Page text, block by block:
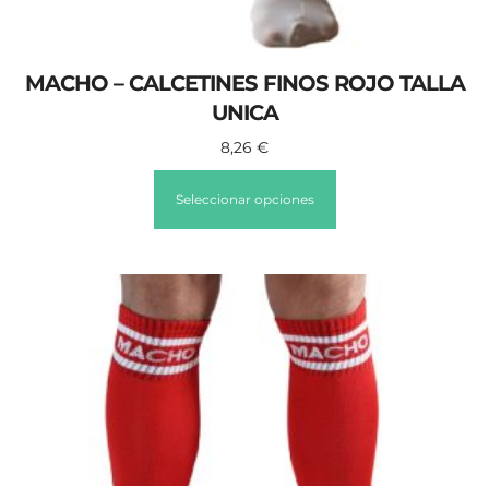
MACHO – CALCETINES FINOS ROJO TALLA
UNICA
8,26 €
Seleccionar opciones